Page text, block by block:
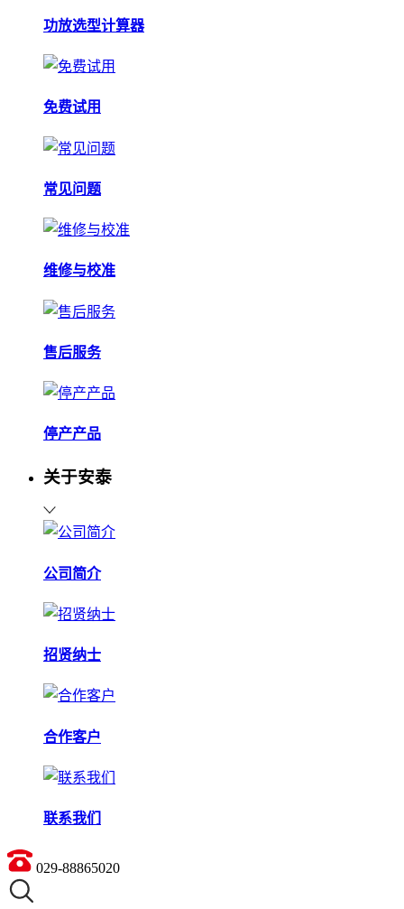
功放选型计算器
免费试用
常见问题
维修与校准
售后服务
停产产品
关于安泰
公司简介
招贤纳士
合作客户
联系我们
029-88865020